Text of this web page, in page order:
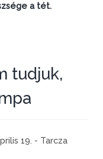
a tét.
tudjuk,
19. - Tarcza